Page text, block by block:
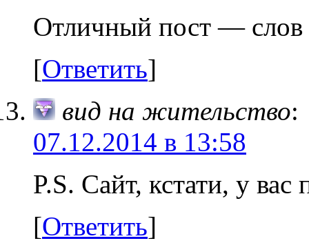
Отличный пост — слов
[Ответить]
вид на жительство:
07.12.2014 в 13:58
P.S. Сайт, кстати, у вас
[Ответить]